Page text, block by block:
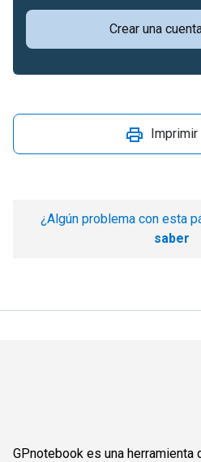
Crear una
Imprimir
¿Algún problema con esta
saber
GPnotebook es una herramienta